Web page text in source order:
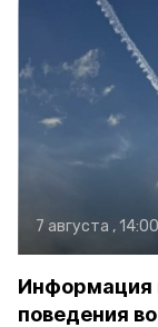
7 августа , 14:00
Информация
поведения